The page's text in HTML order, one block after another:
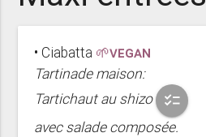
• Ciabatta 🌱VEGAN
Tartinade maison:
Tartichaut au shizo checklist
avec salade composée.